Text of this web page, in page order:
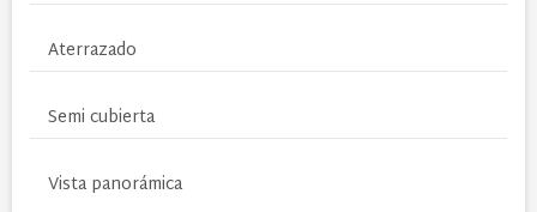
Aterrazado
Semi cubierta
Vista panorámica